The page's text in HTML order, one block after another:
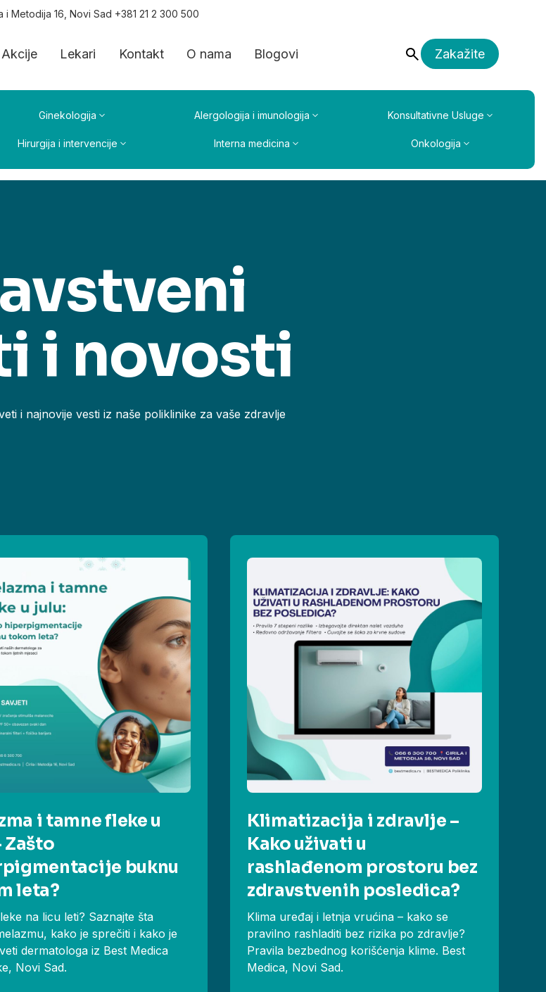
i Metodija 16, Novi Sad +381 21 2 300 500
Akcije Lekari Kontakt O nama Blogovi Zakažite
Ginekologija Alergologija i imunologija Konsultativne Usluge
Hirurgija i intervencije Interna medicina Onkologija
i novosti
i najnovije vesti iz naše poliklinike za vaše zdravlje
i tamne fleke u
Zašto
buknu
leta?
na licu leti? Saznajte šta
kako je sprečiti i kako je
dermatologa iz Best Medica
Novi Sad.
Klimatizacija i zdravlje –
Kako uživati u
rashlađenom prostoru bez
zdravstvenih posledica?
Klima uređaj i letnja vrućina – kako se
pravilno rashladiti bez rizika po zdravlje?
Pravila bezbednog korišćenja klime. Best
Medica, Novi Sad.